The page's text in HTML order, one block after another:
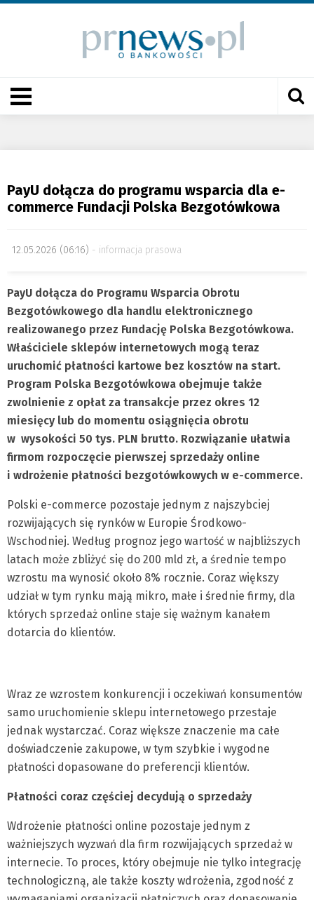
PayU dołącza do programu wsparcia dla e-
commerce Fundacji Polska Bezgotówkowa
12.05.2026 (06:16) informacja prasowa
PayU dołącza do Programu Wsparcia Obrotu
Bezgotówkowego dla handlu elektronicznego
realizowanego przez Fundację Polska Bezgotówkowa.
Właściciele sklepów internetowych mogą teraz
uruchomić płatności kartowe bez kosztów na start.
Program Polska Bezgotówkowa obejmuje także
zwolnienie z opłat za transakcje przez okres 12
miesięcy lub do momentu osiągnięcia obrotu
w wysokości 50 tys. PLN brutto. Rozwiązanie ułatwia
firmom rozpoczęcie pierwszej sprzedaży online
i wdrożenie płatności bezgotówkowych w e-commerce.
Polski e-commerce pozostaje jednym z najszybciej
rozwijających się rynków w Europie Środkowo-
Wschodniej. Według prognoz jego wartość w najbliższych
latach może zbliżyć się do 200 mld zł, a średnie tempo
wzrostu ma wynosić około 8% rocznie. Coraz większy
udział w tym rynku mają mikro, małe i średnie firmy, dla
których sprzedaż online staje się ważnym kanałem
dotarcia do klientów.
Wraz ze wzrostem konkurencji i oczekiwań konsumentów
samo uruchomienie sklepu internetowego przestaje
jednak wystarczać. Coraz większe znaczenie ma całe
doświadczenie zakupowe, w tym szybkie i wygodne
płatności dopasowane do preferencji klientów.
Płatności coraz częściej decydują o sprzedaży
Wdrożenie płatności online pozostaje jednym z
ważniejszych wyzwań dla firm rozwijających sprzedaż w
internecie. To proces, który obejmuje nie tylko integrację
technologiczną, ale także koszty wdrożenia, zgodność z